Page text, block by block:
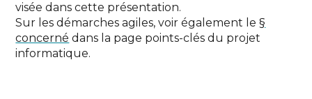
visée dans cette présentation.
Sur les démarches agiles, voir également le§
concerné dans la page points-clés du projet
informatique.